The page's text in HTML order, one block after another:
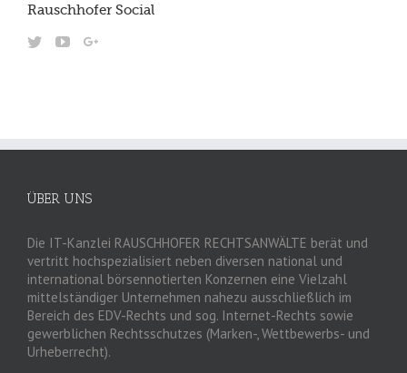
Rauschhofer Social
ÜBER UNS
Die IT-Kanzlei RAUSCHHOFER RECHTSANWÄLTE berät und
vertritt hochspezialisiert neben diversen national und
international börsennotierten Konzernen eine Vielzahl
mittelständiger Unternehmen nahezu ausschließlich im
Bereich des EDV-Rechts und sog. Internet-Rechts sowie
gewerblichen Rechtsschutzes (Marken-, Wettbewerbs- und
Urheberrecht).